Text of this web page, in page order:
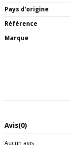
Pays d'origine
Référence
Marque
Avis(0)
Aucun avis